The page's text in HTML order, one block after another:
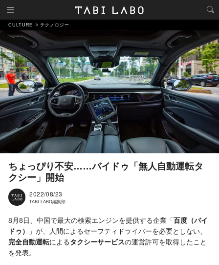
CULTURE テクノロジー
ちょっぴり不安……バイドゥ「無人自動運転タ
クシー」開始
2022/08/23
TABI LABO編集部
8月8日、中国で最大の検索エンジンを提供する企業「百度（バイ
ドゥ）
」が、人間によるセーフティドライバーを必要としない、
完全自動運転によるタクシーサービスの運営許可を取得したこと
を発表。